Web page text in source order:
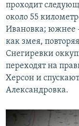
проходит
около 55
Ивановка; южнее
как змея,
Снегиревки
переходят на
Херсон и
Александровка.